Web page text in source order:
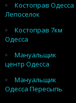
Костоправ Одесса
Лепоселок
Костоправ 7км
Одесса
Мануальщик
центр Одесса
Мануальщик
Одесса Пересыпь